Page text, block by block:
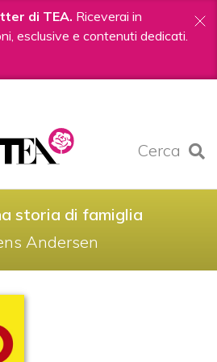
di TEA. Riceverai in
esclusive e contenuti dedicati.
Cerca
storia di famiglia
Andersen